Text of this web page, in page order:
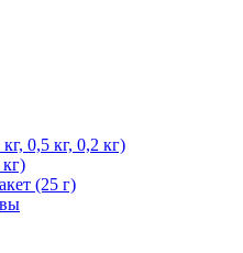
0,5 кг, 0,2 кг)
(25 г)